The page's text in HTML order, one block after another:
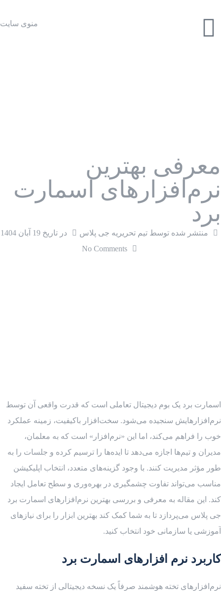
منوی سایت
­­­معرفی بهترین
نرم‌افزارهای اسمارت
برد
منتشر شده توسط تیم تحریریه جی پلاس در تاریخ 19 آبان 1404
No Comments
اسمارت برد یک بوم دیجیتال تعاملی است که قدرت واقعی آن توسط
نرم‌افزارهایش سنجیده می‌شود. سخت‌افزار باکیفیت، زمینه عملکرد
خوب را فراهم می‌کند، اما این «نرم‌افزار» است که به معلمان،
مدیران و تیم‌ها اجازه می‌دهد تا ایده‌ها را ترسیم کرده و جلسات را به
طور مؤثر مدیریت کنند. با وجود گزینه‌های متعدد، انتخاب اپلیکیشن
مناسب می‌تواند تفاوت چشمگیری در بهره‌وری و سطح تعامل ایجاد
کند. این مقاله به معرفی و بررسی بهترین نرم‌افزارهای اسمارت برد
جی پلاس می‌پردازد تا به شما کمک کند بهترین ابزار را برای نیازهای
آموزشی یا سازمانی خود انتخاب کنید.
کاربرد نرم افزارهای اسمارت برد
نرم‌افزارهای تخته هوشمند صرفاً یک نسخه دیجیتالی از تخته سفید